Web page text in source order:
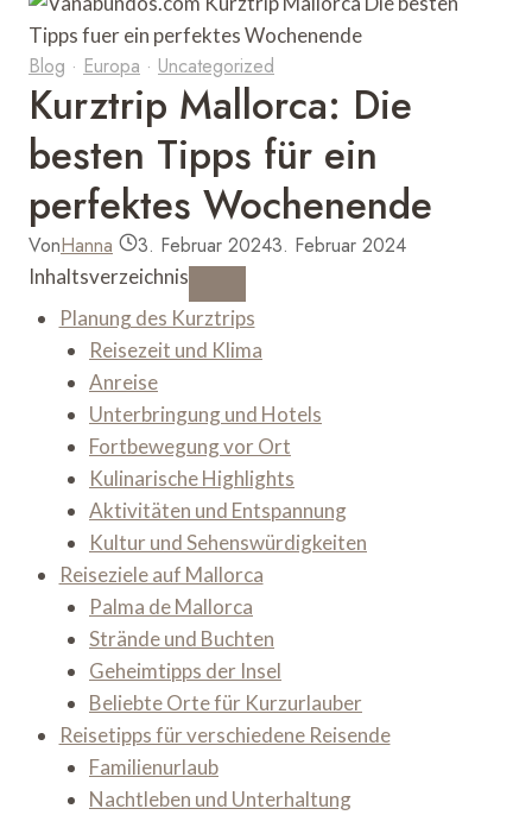
Blog · Europa · Uncategorized
Kurztrip Mallorca: Die
besten Tipps für ein
perfektes Wochenende
VonHanna 3. Februar 20243. Februar 2024
Inhaltsverzeichnis
Planung des Kurztrips
Reisezeit und Klima
Anreise
Unterbringung und Hotels
Fortbewegung vor Ort
Kulinarische Highlights
Aktivitäten und Entspannung
Kultur und Sehenswürdigkeiten
Reiseziele auf Mallorca
Palma de Mallorca
Strände und Buchten
Geheimtipps der Insel
Beliebte Orte für Kurzurlauber
Reisetipps für verschiedene Reisende
Familienurlaub
Nachtleben und Unterhaltung